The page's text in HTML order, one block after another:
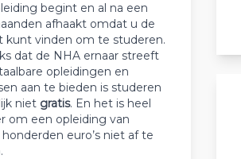
begint en al na een
afhaakt omdat u de
kunt vinden om te studeren.
dat de NHA ernaar streeft
opleidingen en
aan te bieden is studeren
niet gratis. En het is heel
om een opleiding van
euro’s niet af te